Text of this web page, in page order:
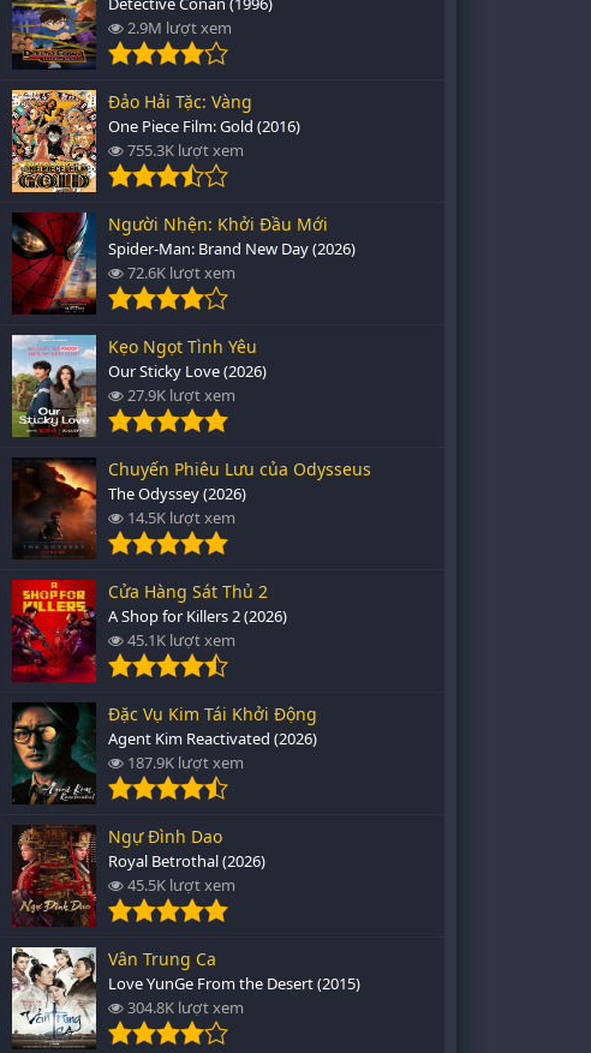
2.9M lượt xem
Đảo Hải Tặc: Vàng
One Piece Film: Gold (2016)
755.3K lượt xem
Người Nhện: Khởi Đầu Mới
Spider-Man: Brand New Day (2026)
72.6K lượt xem
Kẹo Ngọt Tình Yêu
Our Sticky Love (2026)
27.9K lượt xem
Chuyến Phiêu Lưu của Odysseus
The Odyssey (2026)
14.5K lượt xem
Cửa Hàng Sát Thủ 2
A Shop for Killers 2 (2026)
45.1K lượt xem
Đặc Vụ Kim Tái Khởi Động
Agent Kim Reactivated (2026)
187.9K lượt xem
Ngự Đình Dao
Royal Betrothal (2026)
45.5K lượt xem
Vân Trung Ca
Love YunGe From the Desert (2015)
304.8K lượt xem